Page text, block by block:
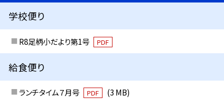
学校便り
R8足柄小だより第1号 PDF
給食便り
ランチタイム７月号 PDF
(3 MB)